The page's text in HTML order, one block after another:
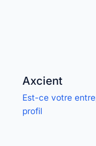
Axcient
Est-ce votre
profil